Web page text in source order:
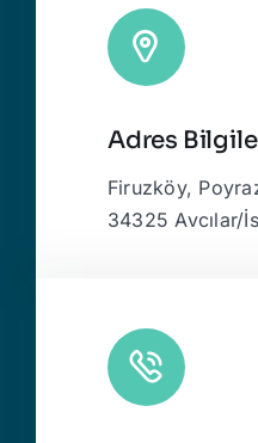
Adres
Firuzköy,
34325 Avcılar/